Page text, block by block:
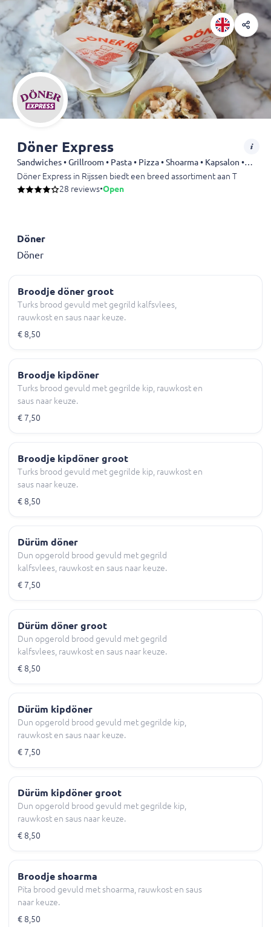
Döner Express
Sandwiches • Grillroom • Pasta • Pizza • Shoarma • Kapsalon • Döner • Dürüm • Kebab • Drinks
Döner Express in Rijssen biedt een breed assortiment aan Turkse
28 reviews•Open
Döner
Döner
Broodje döner groot
Turks brood gevuld met gegrild kalfsvlees,
rauwkost en saus naar keuze.
€ 8,50
Broodje kipdöner
Turks brood gevuld met gegrilde kip, rauwkost en
saus naar keuze.
€ 7,50
Broodje kipdöner groot
Turks brood gevuld met gegrilde kip, rauwkost en
saus naar keuze.
€ 8,50
Dürüm döner
Dun opgerold brood gevuld met gegrild
kalfsvlees, rauwkost en saus naar keuze.
€ 7,50
Dürüm döner groot
Dun opgerold brood gevuld met gegrild
kalfsvlees, rauwkost en saus naar keuze.
€ 8,50
Dürüm kipdöner
Dun opgerold brood gevuld met gegrilde kip,
rauwkost en saus naar keuze.
€ 7,50
Dürüm kipdöner groot
Dun opgerold brood gevuld met gegrilde kip,
rauwkost en saus naar keuze.
€ 8,50
Broodje shoarma
Pita brood gevuld met shoarma, rauwkost en saus
naar keuze.
€ 8,50